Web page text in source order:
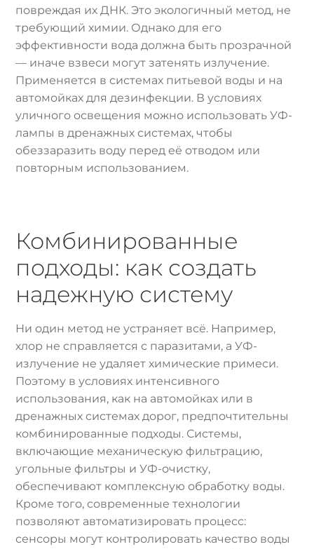
повреждая их ДНК. Это экологичный метод, не
требующий химии. Однако для его
эффективности вода должна быть прозрачной
— иначе взвеси могут затенять излучение.
Применяется в системах питьевой воды и на
автомойках для дезинфекции. В условиях
уличного освещения можно использовать УФ-
лампы в дренажных системах, чтобы
обеззаразить воду перед её отводом или
повторным использованием.
Комбинированные
подходы: как создать
надежную систему
Ни один метод не устраняет всё. Например,
хлор не справляется с паразитами, а УФ-
излучение не удаляет химические примеси.
Поэтому в условиях интенсивного
использования, как на автомойках или в
дренажных системах дорог, предпочтительны
комбинированные подходы. Системы,
включающие механическую фильтрацию,
угольные фильтры и УФ-очистку,
обеспечивают комплексную обработку воды.
Кроме того, современные технологии
позволяют автоматизировать процесс:
сенсоры могут контролировать качество воды